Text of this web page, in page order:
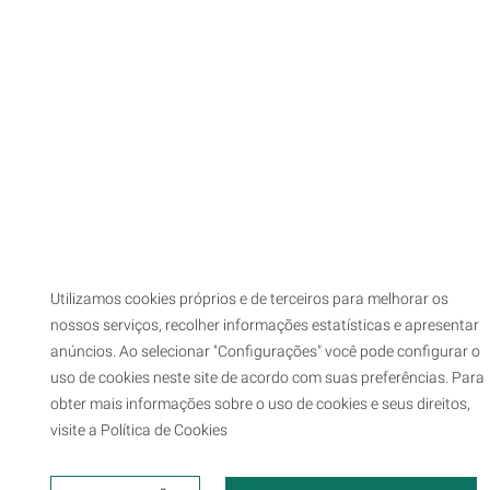
Utilizamos cookies próprios e de terceiros para melhorar os
nossos serviços, recolher informações estatísticas e apresentar
anúncios. Ao selecionar "Configurações" você pode configurar o
uso de cookies neste site de acordo com suas preferências. Para
obter mais informações sobre o uso de cookies e seus direitos,
visite a Política de Cookies